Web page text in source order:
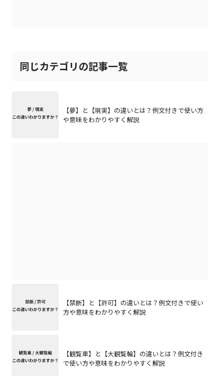
同じカテゴリの記事一覧
【夢】と【現実】の違いとは？例文付きで使い方
や意味をわかりやすく解説
【禁断】と【許可】の違いとは？例文付きで使い
方や意味をわかりやすく解説
【観覧車】と【大観覧輪】の違いとは？例文付き
で使い方や意味をわかりやすく解説